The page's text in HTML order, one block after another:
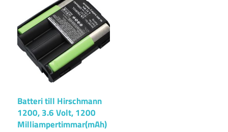
Batteri till Hirschmann
1200, 3.6 Volt, 1200
Milliampertimmar(mAh)